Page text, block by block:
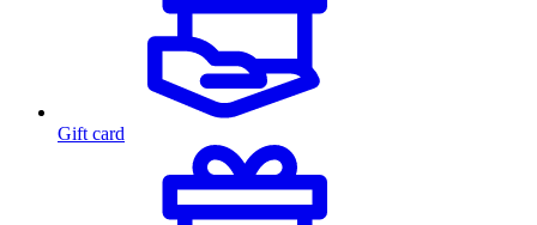
Gift card